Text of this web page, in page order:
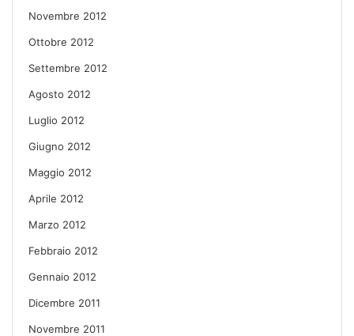
Novembre 2012
Ottobre 2012
Settembre 2012
Agosto 2012
Luglio 2012
Giugno 2012
Maggio 2012
Aprile 2012
Marzo 2012
Febbraio 2012
Gennaio 2012
Dicembre 2011
Novembre 2011